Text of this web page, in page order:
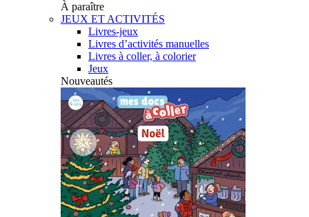
À paraître
JEUX ET ACTIVITÉS
Livres-jeux
Livres d’activités manuelles
Livres à coller, à colorier
Jeux
Nouveautés